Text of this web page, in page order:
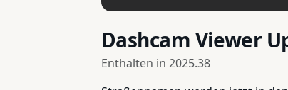
Dashcam Viewer
Enthalten in 2025.38